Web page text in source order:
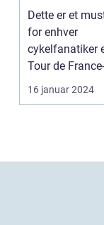
and til
cykelryttere;
bærer
rækker langt
over selve
Dette er et
for enhver
cykelfanatiker
Tour de France-
entusiast, der
forstå...
16 januar 2024